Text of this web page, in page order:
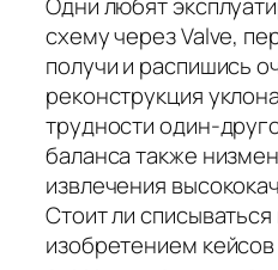
схему через Valve,
получи и распишись
реконструкция
трудности один-
баланса также
извлечения
Стоит ли
изобретением